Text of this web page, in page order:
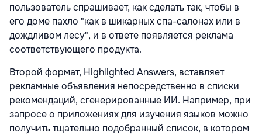
пользователь спрашивает, как сделать так, чтобы в
его доме пахло "как в шикарных спа-салонах или в
дождливом лесу", и в ответе появляется реклама
соответствующего продукта.
Второй формат, Highlighted Answers, вставляет
рекламные объявления непосредственно в списки
рекомендаций, сгенерированные ИИ. Например, при
запросе о приложениях для изучения языков можно
получить тщательно подобранный список, в котором